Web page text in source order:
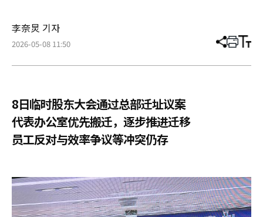
李奈炅 기자
2026-05-08 11:50 分
章
打 调
小
8日临时股东大会通过总部迁址议案
代表办公室优先搬迁，逐步推进迁移
员工反对与效率争议等冲突仍存